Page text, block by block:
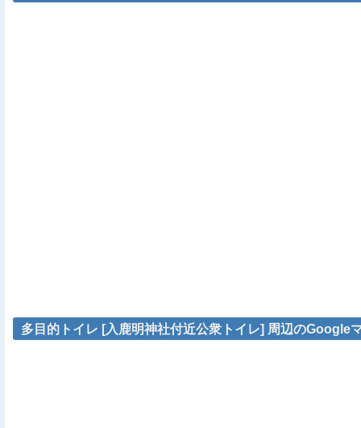
多目的トイレ [入鹿明神社付近公衆トイレ] 周辺のGoogle